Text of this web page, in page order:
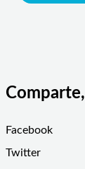
Facebook
Twitter